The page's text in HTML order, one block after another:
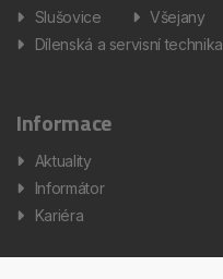
Slušovice
Všejany
Dílenská a servisní technika
Informace
Aktuality
Informátor
Kariéra